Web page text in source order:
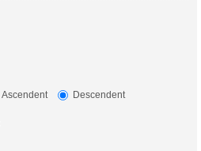
Ascendent
Descendent